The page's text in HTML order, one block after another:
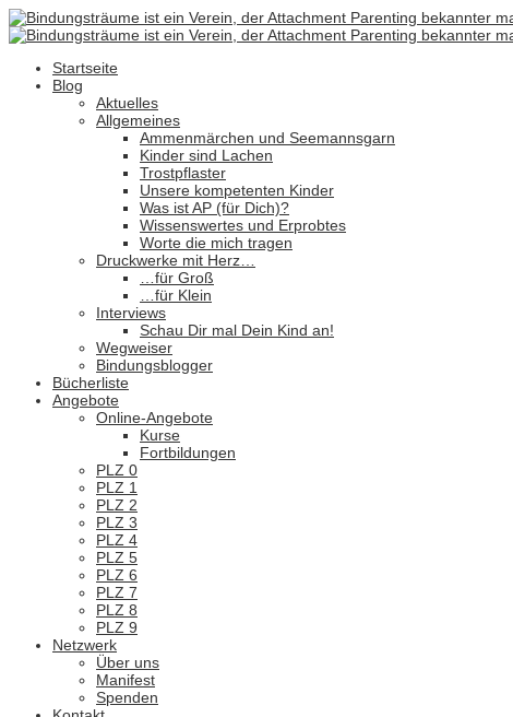
Startseite
Blog
Aktuelles
Allgemeines
Ammenmärchen und Seemannsgarn
Kinder sind Lachen
Trostpflaster
Unsere kompetenten Kinder
Was ist AP (für Dich)?
Wissenswertes und Erprobtes
Worte die mich tragen
Druckwerke mit Herz…
…für Groß
…für Klein
Interviews
Schau Dir mal Dein Kind an!
Wegweiser
Bindungsblogger
Bücherliste
Angebote
Online-Angebote
Kurse
Fortbildungen
PLZ 0
PLZ 1
PLZ 2
PLZ 3
PLZ 4
PLZ 5
PLZ 6
PLZ 7
PLZ 8
PLZ 9
Netzwerk
Über uns
Manifest
Spenden